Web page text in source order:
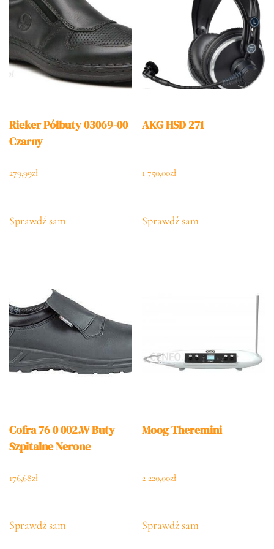
Rieker Półbuty 03069-00
Czarny
279,99zł
Sprawdź sam
AKG HSD 271
1 750,00zł
Sprawdź sam
Cofra 76 0 002.W Buty
Szpitalne Nerone
176,68zł
Sprawdź sam
Moog Theremini
2 220,00zł
Sprawdź sam